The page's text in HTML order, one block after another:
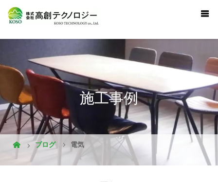
施工事例
ブログ 電気